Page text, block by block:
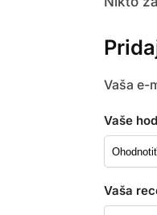
Vaša e-
Vaše
Vaša